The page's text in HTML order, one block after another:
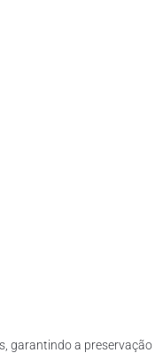
garantindo a preservação